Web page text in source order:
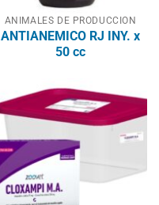
ANIMALES DE PRODUCCION
ANTIANEMICO RJ INY. x
50 cc